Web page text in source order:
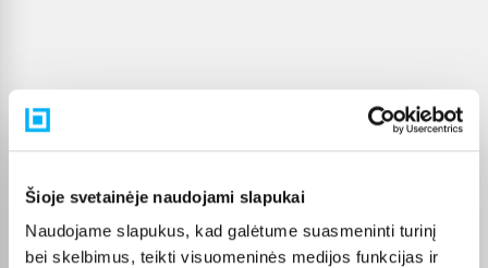
Šioje svetainėje naudojami slapukai
Naudojame slapukus, kad galėtume suasmeninti turinį
bei skelbimus, teikti visuomeninės medijos funkcijas ir
Pirkėjų atsiliepimai apie prekes
Patvirtintas pirkėjas
Kokybiškas. Pristatymas greitas. Rekomenduoju+++